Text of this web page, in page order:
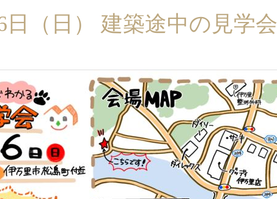
日（日） 建築途中の見学会